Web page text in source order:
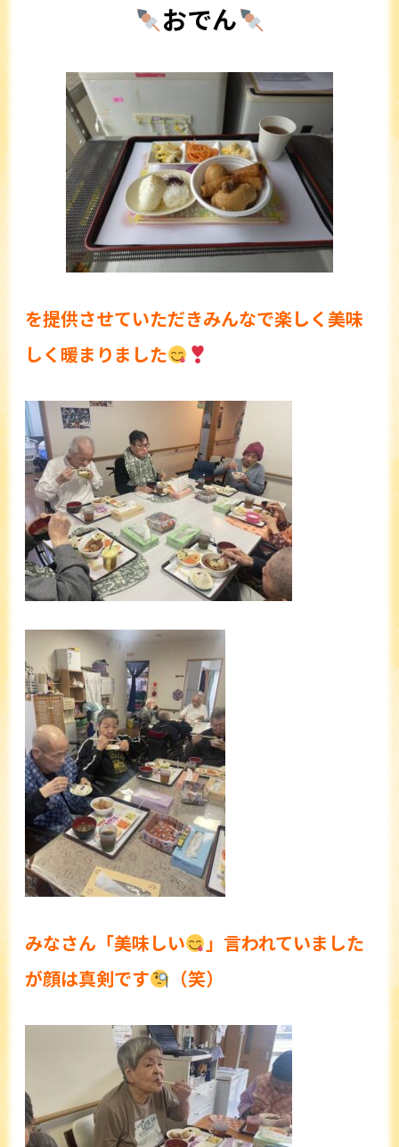
おでん
を提供させていただきみんなで楽しく美味
しく暖まりました
みなさん「美味しい
」言われていました
が顔は真剣です
（笑）